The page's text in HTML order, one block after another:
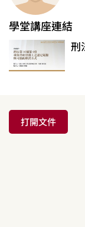
學堂講座連結
打開文件